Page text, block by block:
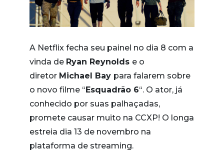
A Netflix fecha seu painel no dia 8 com a
vinda de Ryan Reynolds e o
diretor Michael Bay para falarem sobre
o novo filme “ Esquadrão 6“. O ator, já
conhecido por suas palhaçadas,
promete causar muito na CCXP! O longa
estreia dia 13 de novembro na
plataforma de streaming.